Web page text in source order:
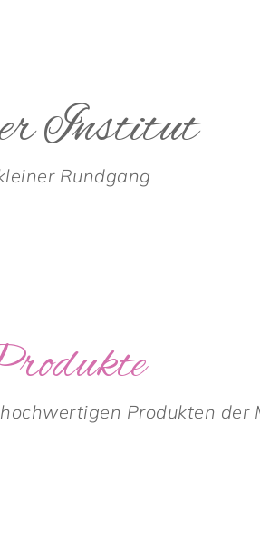
Institut
Rundgang
Produkten der